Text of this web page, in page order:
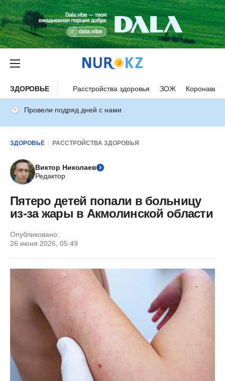
ЗДОРОВЬЕ Расстройства здоровья ЗОЖ
Провели подряд дней с нами
ЗДОРОВЬЕ РАССТРОЙСТВА ЗДОРОВЬЯ
Виктор Николаев
Редактор
Пятеро детей попали в больницу
из-за жары в Акмолинской области
Опубликовано:
26 июня 2026, 05:49